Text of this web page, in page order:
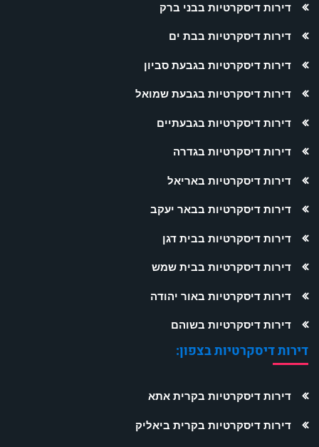
דירות דיסקרטיות בבני ברק
דירות דיסקרטיות בבת ים
דירות דיסקרטיות בגבעת סביון
דירות דיסקרטיות בגבעת שמואל
דירות דיסקרטיות בגבעתיים
דירות דיסקרטיות בגדרה
דירות דיסקרטיות באריאל
דירות דיסקרטיות בבאר יעקב
דירות דיסקרטיות בבית דגן
דירות דיסקרטיות בבית שמש
דירות דיסקרטיות באור יהודה
דירות דיסקרטיות בשוהם
דירות דיסקרטיות בצפון:
דירות דיסקרטיות בקרית אתא
דירות דיסקרטיות בקרית ביאליק